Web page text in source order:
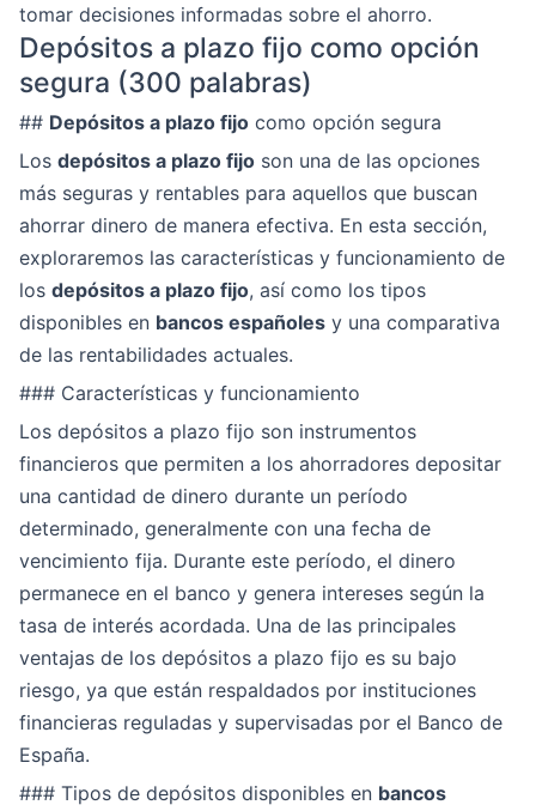
tomar decisiones informadas sobre el ahorro.
Depósitos a plazo fijo como opción
segura (300 palabras)
## Depósitos a plazo fijo como opción segura
Los depósitos a plazo fijo son una de las opciones
más seguras y rentables para aquellos que buscan
ahorrar dinero de manera efectiva. En esta sección,
exploraremos las características y funcionamiento de
los depósitos a plazo fijo, así como los tipos
disponibles en bancos españoles y una comparativa
de las rentabilidades actuales.
### Características y funcionamiento
Los depósitos a plazo fijo son instrumentos
financieros que permiten a los ahorradores depositar
una cantidad de dinero durante un período
determinado, generalmente con una fecha de
vencimiento fija. Durante este período, el dinero
permanece en el banco y genera intereses según la
tasa de interés acordada. Una de las principales
ventajas de los depósitos a plazo fijo es su bajo
riesgo, ya que están respaldados por instituciones
financieras reguladas y supervisadas por el Banco de
España.
### Tipos de depósitos disponibles en bancos